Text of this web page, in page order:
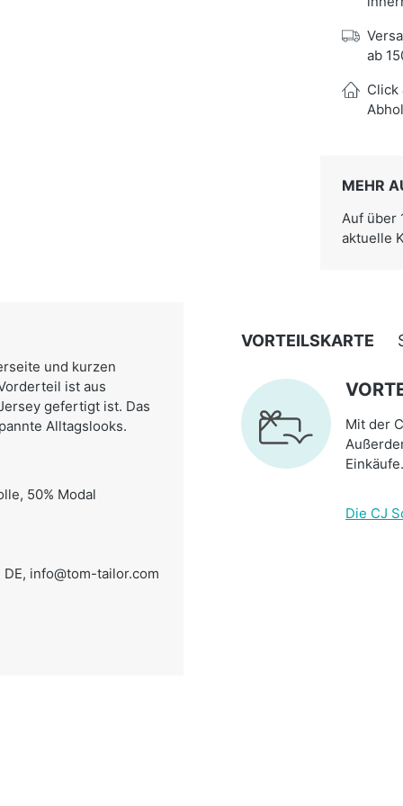
ab
Click
MEHR
Auf über
aktuelle
und kurzen
ist aus
gefertigt ist. Das
Alltagslooks.
50% Modal
info@tom-tailor.com
VORTEILSKARTE
Mit der
Einkäufe.
Die CJ